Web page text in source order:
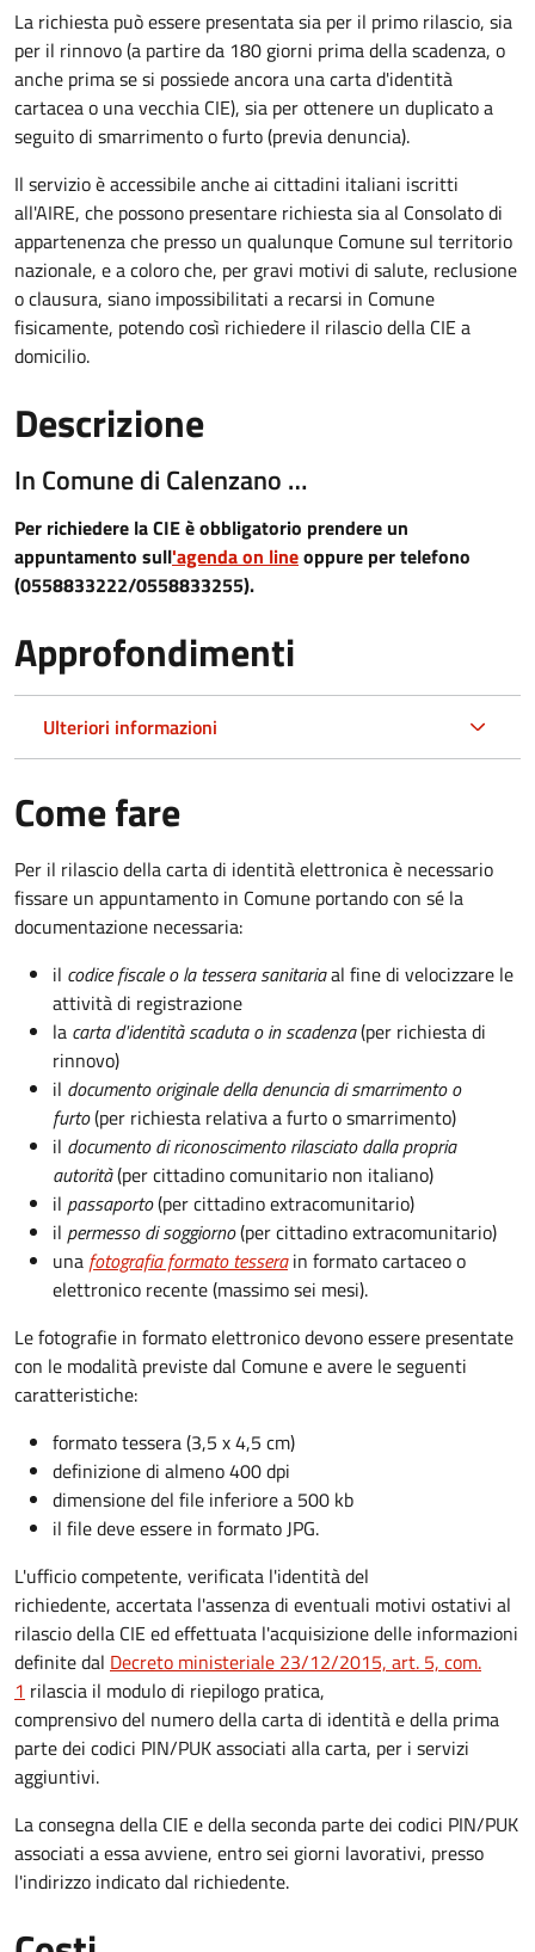
La richiesta può essere presentata sia per il primo rilascio, sia
per il rinnovo (a partire da 180 giorni prima della scadenza, o
anche prima se si possiede ancora una carta d'identità
cartacea o una vecchia CIE), sia per ottenere un duplicato a
seguito di smarrimento o furto (previa denuncia).
Il servizio è accessibile anche ai cittadini italiani iscritti
all'AIRE, che possono presentare richiesta sia al Consolato di
appartenenza che presso un qualunque Comune sul territorio
nazionale, e a coloro che, per gravi motivi di salute, reclusione
o clausura, siano impossibilitati a recarsi in Comune
fisicamente, potendo così richiedere il rilascio della CIE a
domicilio.
Descrizione
In Comune di Calenzano …
Per richiedere la CIE è obbligatorio prendere un
appuntamento sull'agenda on lineoppure per telefono
(0558833222/0558833255).
Approfondimenti
Ulteriori informazioni
Come fare
Per il rilascio della carta di identità elettronica è necessario
fissare un appuntamento in Comune portando con sé la
documentazione necessaria:
il codice fiscale o la tessera sanitariaal fine di velocizzare le
attività di registrazione
la carta d'identità scaduta o in scadenza(per richiesta di
rinnovo)
il documento originale della denuncia di smarrimento o
furto(per richiesta relativa a furto o smarrimento)
il documento di riconoscimento rilasciato dalla propria
autorità(per cittadino comunitario non italiano)
il passaporto(per cittadino extracomunitario)
il permesso di soggiorno(per cittadino extracomunitario)
una fotografia formato tessera in formato cartaceo o
elettronico recente (massimo sei mesi).
Le fotografie in formato elettronico devono essere presentate
con le modalità previste dal Comune e avere le seguenti
caratteristiche:
formato tessera (3,5 x 4,5 cm)
definizione di almeno 400 dpi
dimensione del file inferiore a 500 kb
il file deve essere in formato JPG.
L'ufficio competente, verificata l'identità del
richiedente, accertata l'assenza di eventuali motivi ostativi al
rilascio della CIE ed effettuata l'acquisizione delle informazioni
definite dal Decreto ministeriale 23/12/2015, art. 5, com.
1 rilascia il modulo di riepilogo pratica,
comprensivo del numero della carta di identità e della prima
parte dei codici PIN/PUK associati alla carta, per i servizi
aggiuntivi.
La consegna della CIE e della seconda parte dei codici PIN/PUK
associati a essa avviene, entro sei giorni lavorativi, presso
l'indirizzo indicato dal richiedente.